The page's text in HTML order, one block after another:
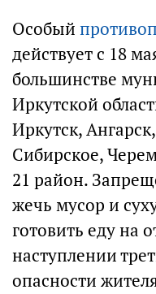
Особый
действует с 18
большинстве
Иркутской
Иркутск,
Сибирское,
21 район.
жечь мусор и
готовить еду на
наступлении
опасности